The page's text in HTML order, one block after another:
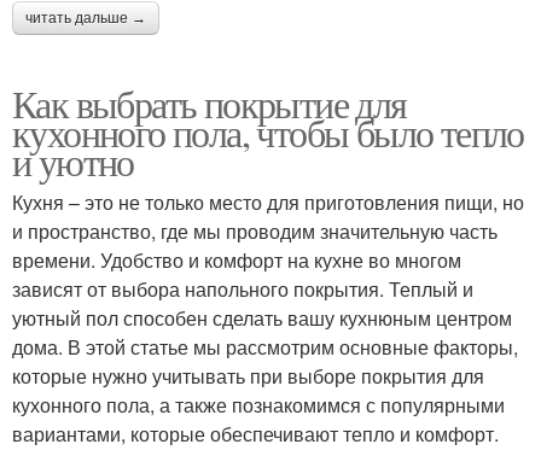
читать дальше →
Как выбрать покрытие для
кухонного пола, чтобы было тепло
и уютно
Кухня – это не только место для приготовления пищи, но
и пространство, где мы проводим значительную часть
времени. Удобство и комфорт на кухне во многом
зависят от выбора напольного покрытия. Теплый и
уютный пол способен сделать вашу кухнюным центром
дома. В этой статье мы рассмотрим основные факторы,
которые нужно учитывать при выборе покрытия для
кухонного пола, а также познакомимся с популярными
вариантами, которые обеспечивают тепло и комфорт.